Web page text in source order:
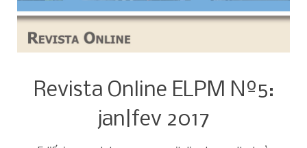
Revista Online ELPM Nº5:
jan|fev 2017